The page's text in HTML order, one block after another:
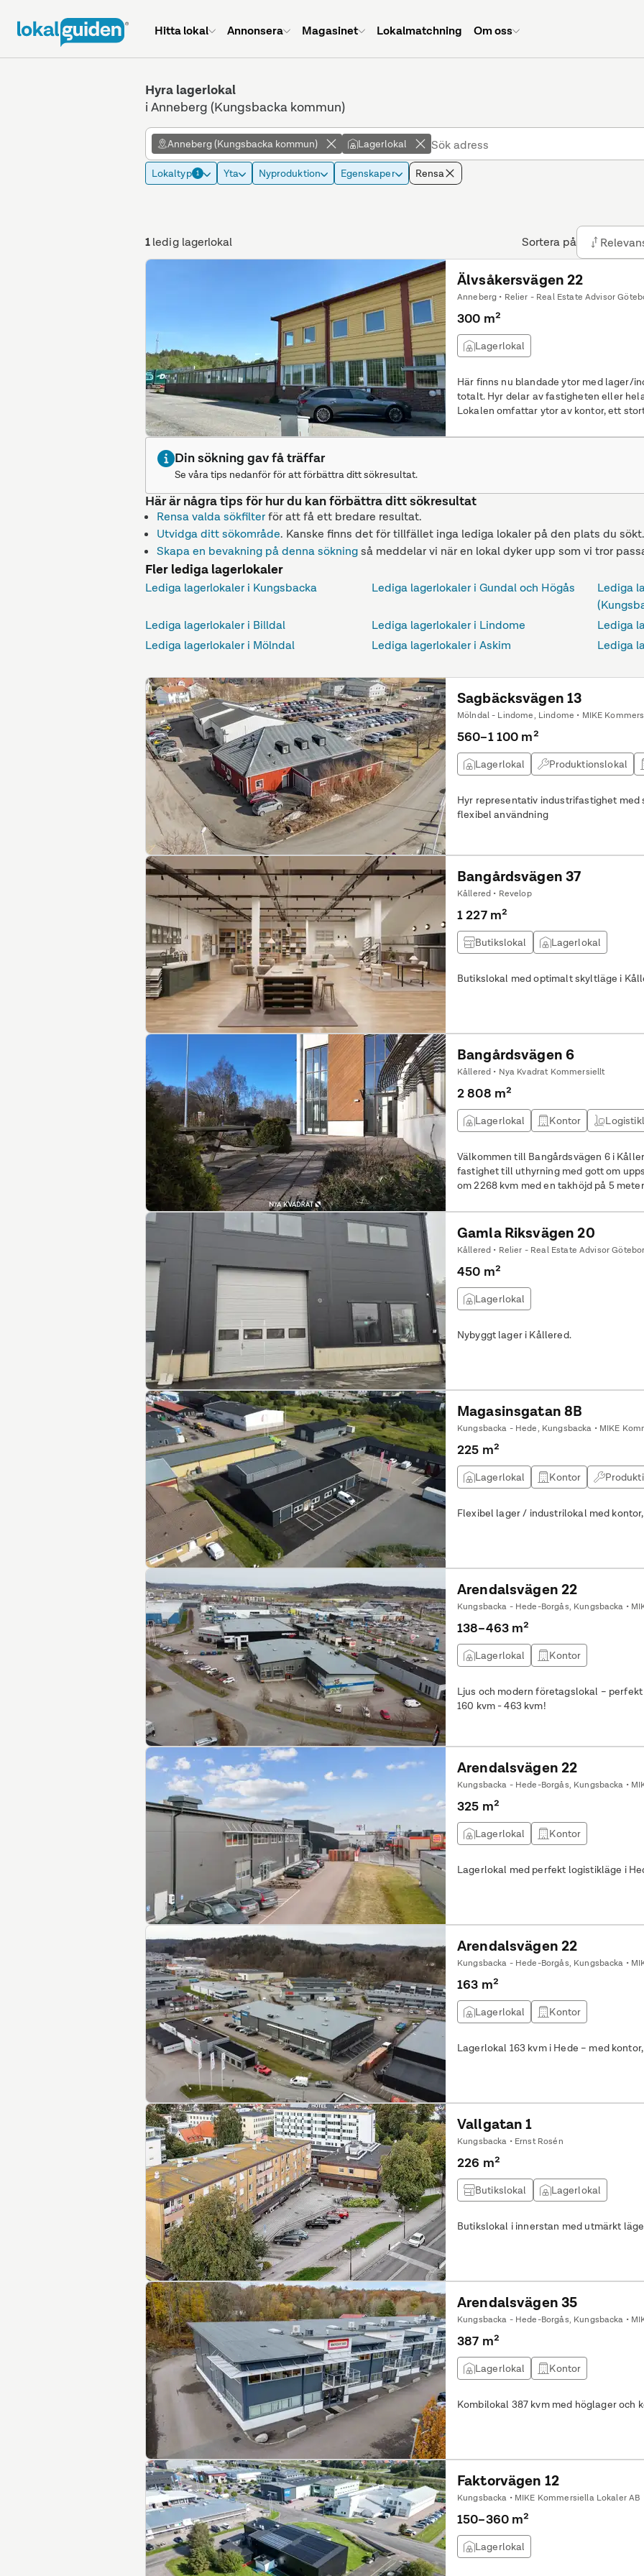
Hitta lokal Annonsera Magasinet Lokalmatchning Om oss
Hyra lagerlokal
i Anneberg (Kungsbacka kommun)
Anneberg (Kungsbacka kommun) Lagerlokal
Lokaltyp 1 Yta Nyproduktion Egenskaper Rensa
1ledig lagerlokal Sortera på
Älvsåkersvägen 22
Anneberg • Relier - Real Estate Advisor
300 m²
Lagerlokal
Här finns nu blandade ytor med lager/
totalt. Hyr delar av fastigheten eller
Lokalen omfattar ytor av kontor, ett
omklädningsrum finns med direktanslutning
Din sökning gav få träffar
Se våra tips nedanför för att förbättra ditt sökresultat.
Här är några tips för hur du kan förbättra ditt sökresultat
Rensa valda sökfilterför att få ett bredare resultat.
Utvidga ditt sökområde. Kanske finns det för tillfället inga lediga lokaler på den plats du sökt.
Skapa en bevakning på denna sökningså meddelar vi när en lokal dyker upp som vi tror
Fler lediga lagerlokaler
Lediga lagerlokaler i Kungsbacka Lediga lagerlokaler i Gundal och Högås
Lediga
Lediga lagerlokaler i Billdal
Lediga lagerlokaler i Lindome
Lediga
Lediga lagerlokaler i Mölndal
Lediga lagerlokaler i Askim Lediga
Sagbäcksvägen 13
Mölndal - Lindome, Lindome • MIKE
560–1 100 m²
Lagerlokal Produktionslokal
Hyr representativ industrifastighet
flexibel användning
Bangårdsvägen 37
Kållered • Revelop
1 227 m²
Butikslokal Lagerlokal
Butikslokal med optimalt skyltläge i
Bangårdsvägen 6
Kållered • Nya Kvadrat Kommersiellt
2 808 m²
Lagerlokal Kontor
Välkommen till Bangårdsvägen 6 i Kållered! Nu kan vi erbjuda en
fastighet till uthyrning med gott om
om 2268 kvm med en takhöjd på 5
tillsammans med rymliga
möjliggör en effektiv logistik till, från
väderskyddad uppställningsyta under
lagerlokalen, samt ytterligare ca 2000
om fastigheten. Inhägnad
behöver, upp till totalt 6000 kvm. I kontorsdelen om 540 kvadratmeter möts
du av en imponerade entré med över 5
fördelat på två plan som inkluderar
bekvämligheter. Fastigheten är i gott
hyresgäst att anpassa lokalen ytterligare efter
Gamla Riksvägen 20
Kållered • Relier - Real Estate Advisor
450 m²
Lagerlokal
Nybyggt lager i Kållered.
Magasinsgatan 8B
Kungsbacka - Hede, Kungsbacka • MIKE
225 m²
Lagerlokal Kontor
Flexibel lager / industrilokal med
Arendalsvägen 22
Kungsbacka - Hede-Borgås, Kungsbacka •
138–463 m²
Lagerlokal Kontor
Ljus och modern företagslokal –
160 kvm - 463 kvm!
Arendalsvägen 22
Kungsbacka - Hede-Borgås, Kungsbacka •
325 m²
Lagerlokal Kontor
Lagerlokal med perfekt logistikläge i
Arendalsvägen 22
Kungsbacka - Hede-Borgås, Kungsbacka •
163 m²
Lagerlokal Kontor
Lagerlokal 163 kvm i Hede – med
Vallgatan 1
Kungsbacka • Ernst Rosén
226 m²
Butikslokal Lagerlokal
Butikslokal i innerstan med utmärkt
Arendalsvägen 35
Kungsbacka - Hede-Borgås, Kungsbacka •
387 m²
Lagerlokal Kontor
Kombilokal 387 kvm med höglager och
Faktorvägen 12
Kungsbacka • MIKE Kommersiella Lokaler AB
150–360 m²
Lagerlokal